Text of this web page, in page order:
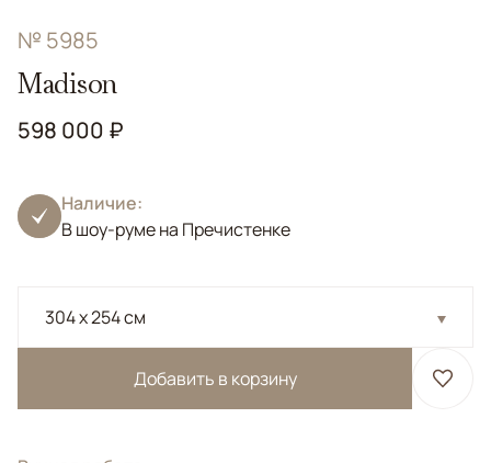
№ 5985
Madison
598 000 ₽
Наличие:
В шоу-руме на Пречистенке
304 x 254 см
Добавить в корзину